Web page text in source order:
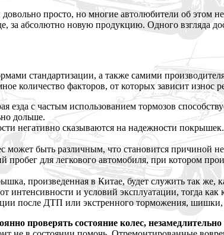
довольно просто, но многие автолюбители об
за абсолютно новую продукцию. Одного взгляда
стандартизации, а также самими
количество факторов, от которых зависит
езда с частым использованием тормозов
дольше.
негативно сказываются на надежности
может быть различным, что становится причиной
пробег для легкового автомобиля, при котором
произведенная в Китае, будет служить так
интенсивности и условий эксплуатации, тогда
после ДТП или экстренного торможения,
проверять состояние колес,